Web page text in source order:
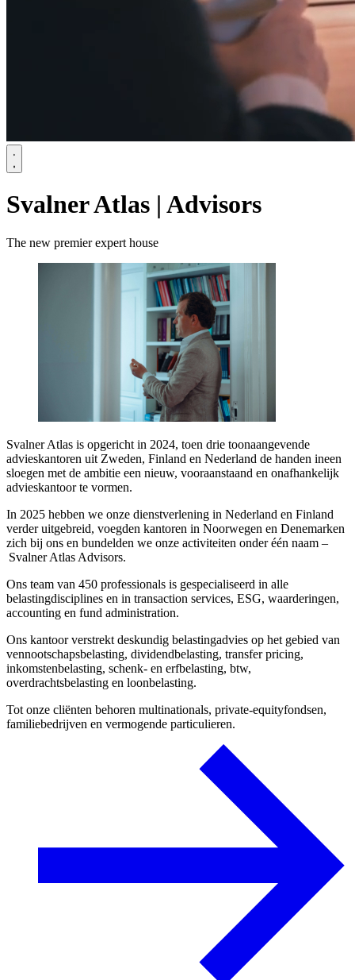
Svalner Atlas | Advisors
The new premier expert house
Svalner Atlas is opgericht in 2024, toen drie toonaangevende
advieskantoren uit Zweden, Finland en Nederland de handen ineen
sloegen met de ambitie een nieuw, vooraanstaand en onafhankelijk
advieskantoor te vormen.
In 2025 hebben we onze dienstverlening in Nederland en Finland
verder uitgebreid, voegden kantoren in Noorwegen en Denemarken
zich bij ons en bundelden we onze activiteiten onder één naam –
Svalner Atlas Advisors.
Ons team van 450 professionals is gespecialiseerd in alle
belastingdisciplines en in transaction services, ESG, waarderingen,
accounting en fund administration.
Ons kantoor verstrekt deskundig belastingadvies op het gebied van
vennootschapsbelasting, dividendbelasting, transfer pricing,
inkomstenbelasting, schenk- en erfbelasting, btw,
overdrachtsbelasting en loonbelasting.
Tot onze cliënten behoren multinationals, private-equityfondsen,
familiebedrijven en vermogende particulieren.